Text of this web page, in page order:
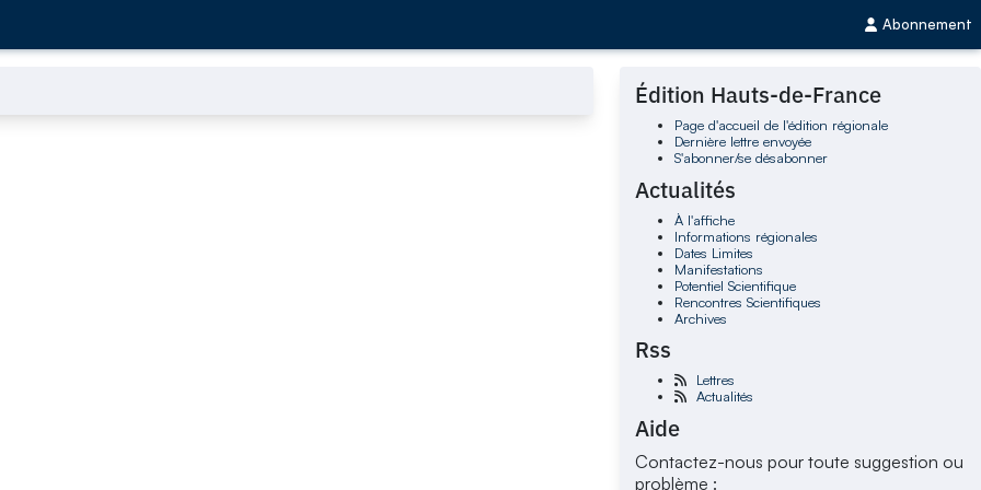
Abonnement
Édition Hauts-de-France
Page d'accueil de l'édition régionale
Dernière lettre envoyée
S'abonner/se désabonner
Actualités
À l'affiche
Informations régionales
Dates Limites
Manifestations
Potentiel Scientifique
Rencontres Scientifiques
Archives
Rss
Lettres
Actualités
Aide
Contactez-nous pour toute suggestion ou
problème :